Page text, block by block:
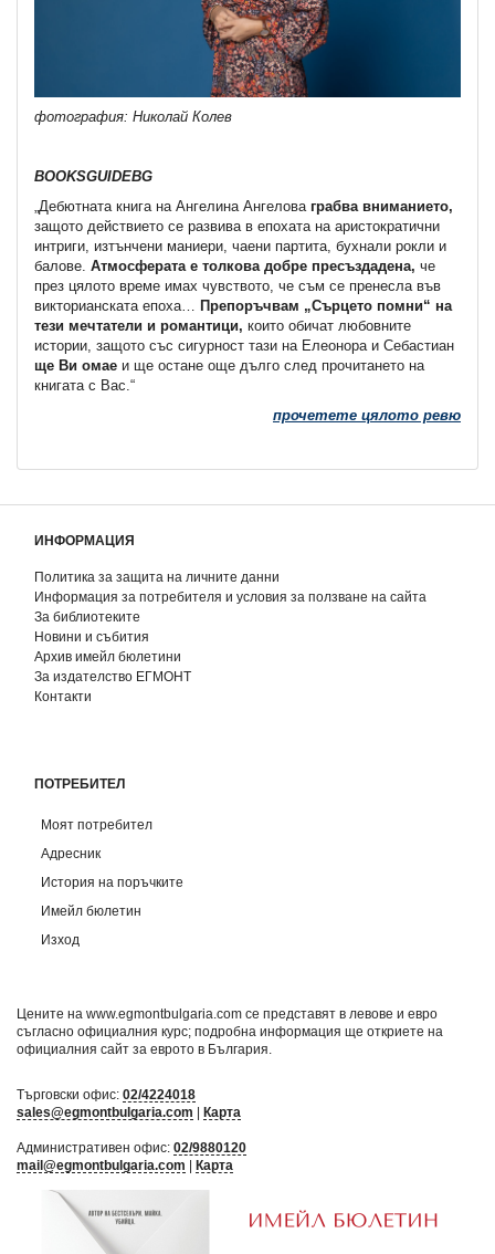
фотография: Николай Колев
BOOKSGUIDEBG
„Дебютната книга на Ангелина Ангелова грабва вниманието,
защото действието се развива в епохата на аристократични
интриги, изтънчени маниери, чаени партита, бухнали рокли и
балове. Атмосферата е толкова добре пресъздадена, че
през цялото време имах чувството, че съм се пренесла във
викторианската епоха… Препоръчвам „Сърцето помни“ на
тези мечтатели и романтици, които обичат любовните
истории, защото със сигурност тази на Елеонора и Себастиан
ще Ви омае и ще остане още дълго след прочитането на
книгата с Вас.“
прочетете цялото ревю
ИНФОРМАЦИЯ
Политика за защита на личните данни
Информация за потребителя и условия за ползване на сайта
За библиотеките
Новини и събития
Архив имейл бюлетини
За издателство ЕГМОНТ
Контакти
ПОТРЕБИТЕЛ
Моят потребител
Адресник
История на поръчките
Имейл бюлетин
Изход
Цените на www.egmontbulgaria.com се представят в левове и евро
съгласно официалния курс; подробна информация ще откриете на
официалния сайт за еврото в България
Търговски офис: 02/4224018
sales@egmontbulgaria.com | Карта
Административен офис: 02/9880120
mail@egmontbulgaria.com | Карта